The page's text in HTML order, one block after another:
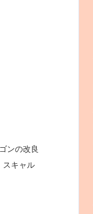
ンの改良
スキャル